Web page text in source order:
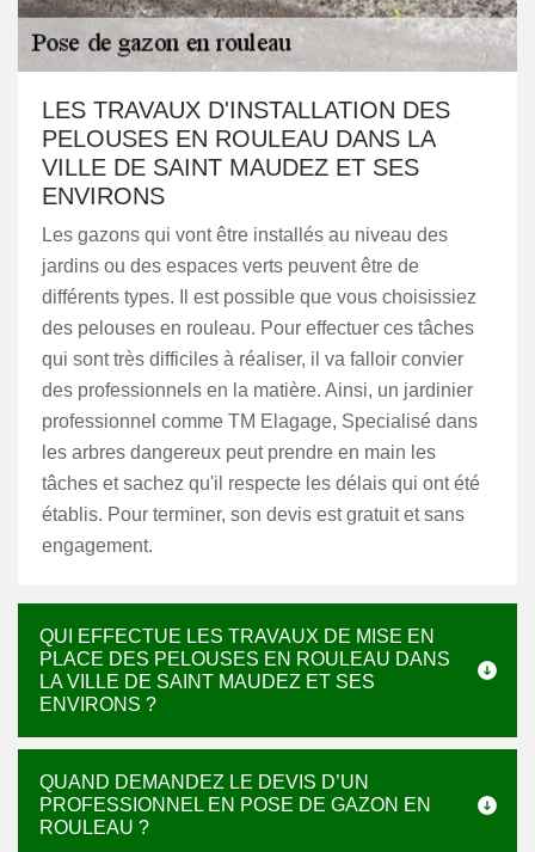
LES TRAVAUX D'INSTALLATION DES
PELOUSES EN ROULEAU DANS LA
VILLE DE SAINT MAUDEZ ET SES
ENVIRONS
Les gazons qui vont être installés au niveau des
jardins ou des espaces verts peuvent être de
différents types. Il est possible que vous choisissiez
des pelouses en rouleau. Pour effectuer ces tâches
qui sont très difficiles à réaliser, il va falloir convier
des professionnels en la matière. Ainsi, un jardinier
professionnel comme TM Elagage, Specialisé dans
les arbres dangereux peut prendre en main les
tâches et sachez qu'il respecte les délais qui ont été
établis. Pour terminer, son devis est gratuit et sans
engagement.
QUI EFFECTUE LES TRAVAUX DE MISE EN
PLACE DES PELOUSES EN ROULEAU DANS
LA VILLE DE SAINT MAUDEZ ET SES
ENVIRONS ?
QUAND DEMANDEZ LE DEVIS D’UN
PROFESSIONNEL EN POSE DE GAZON EN
ROULEAU ?